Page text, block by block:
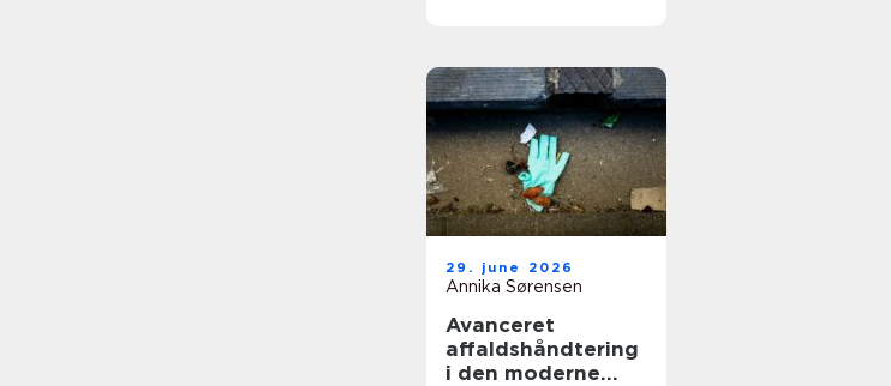
29. june 2026
Annika Sørensen
Avanceret
affaldshåndtering
i den moderne